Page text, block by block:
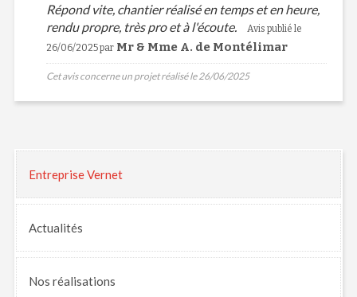
Répond vite, chantier réalisé en temps et en heure,
rendu propre, très pro et à l'écoute.
Avis publié le
26/06/2025 par Mr & Mme A. de Montélimar
Cet avis concerne un projet réalisé le 26/06/2025
Entreprise Vernet
Actualités
Nos réalisations